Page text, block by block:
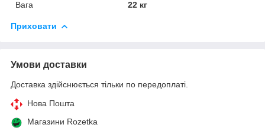
Вага 22 кг
Приховати
Умови доставки
Доставка здійснюється тільки по передоплаті.
Нова Пошта
Магазини Rozetka